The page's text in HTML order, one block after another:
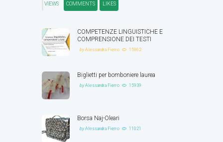
VIEWS COMMENTS LIKES
COMPETENZE LINGUISTICHE E
COMPRENSIONE DEI TESTI
byAlessandra Fierro 15962
Biglietti per bomboniere laurea
byAlessandra Fierro 15939
Borsa Naj-Oleari
byAlessandra Fierro 11021